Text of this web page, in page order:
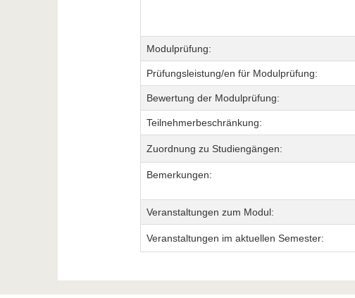
Modulprüfung:
Prüfungsleistung/en für Modulprüfung:
Bewertung der Modulprüfung:
Teilnehmerbeschränkung:
Zuordnung zu Studiengängen:
Bemerkungen:
Veranstaltungen zum Modul:
Veranstaltungen im aktuellen Semester: